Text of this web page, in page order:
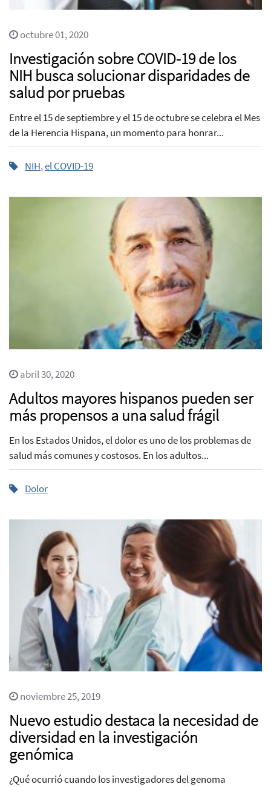
octubre 01, 2020
Investigación sobre COVID-19 de los
NIH busca solucionar disparidades de
salud por pruebas
Entre el 15 de septiembre y el 15 de octubre se celebra el Mes
de la Herencia Hispana, un momento para honrar...
NIH,el COVID-19
abril 30, 2020
Adultos mayores hispanos pueden ser
más propensos a una salud frágil
En los Estados Unidos, el dolor es uno de los problemas de
salud más comunes y costosos. En los adultos...
Dolor
noviembre 25, 2019
Nuevo estudio destaca la necesidad de
diversidad en la investigación
genómica
¿Qué ocurrió cuando los investigadores del genoma